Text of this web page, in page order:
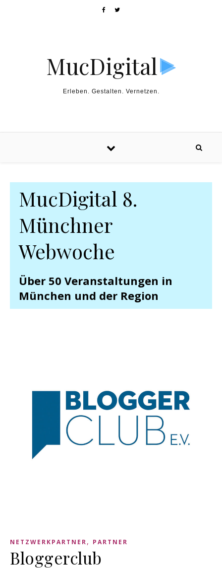
MucDigital
Erleben. Gestalten. Vernetzen.
MucDigital 8.
Münchner
Webwoche
Über 50 Veranstaltungen in
München und der Region
NETZWERKPARTNER, PARTNER
Bloggerclub